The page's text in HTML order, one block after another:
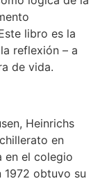
libro es la
reflexión – a
de vida.
Heinrichs
en
en el colegio
1972 obtuvo su